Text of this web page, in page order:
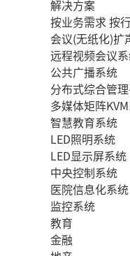
解决方案
按业务需求按
会议(无纸化)扩
远程视频会议
公共广播系统
分布式综合管
多媒体矩阵
智慧教育系统
LED照明系统
LED显示屏系统
中央控制系统
医院信息化系统
监控系统
教育
金融